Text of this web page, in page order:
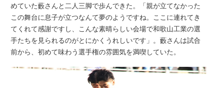
めていた藪さんと二人三脚で歩んできた。「親が立てなかった
この舞台に息子が立つなんて夢のようですね。ここに連れてき
てくれて感謝ですし、こんな素晴らしい会場で和歌山工業の選
手たちを見られるのがとにかくうれしいです」。藪さんは試合
前から、初めて味わう選手権の雰囲気を満喫していた。